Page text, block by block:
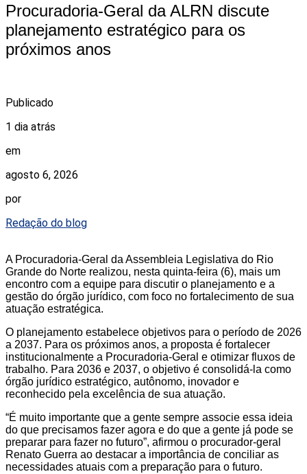
Procuradoria-Geral da ALRN discute
planejamento estratégico para os
próximos anos
Publicado
1 dia atrás
em
agosto 6, 2026
por
Redação do blog
A Procuradoria-Geral da Assembleia Legislativa do Rio
Grande do Norte realizou, nesta quinta-feira (6), mais um
encontro com a equipe para discutir o planejamento e a
gestão do órgão jurídico, com foco no fortalecimento de sua
atuação estratégica.
O planejamento estabelece objetivos para o período de 2026
a 2037. Para os próximos anos, a proposta é fortalecer
institucionalmente a Procuradoria-Geral e otimizar fluxos de
trabalho. Para 2036 e 2037, o objetivo é consolidá-la como
órgão jurídico estratégico, autônomo, inovador e
reconhecido pela excelência de sua atuação.
“É muito importante que a gente sempre associe essa ideia
do que precisamos fazer agora e do que a gente já pode se
preparar para fazer no futuro”, afirmou o procurador-geral
Renato Guerra ao destacar a importância de conciliar as
necessidades atuais com a preparação para o futuro.